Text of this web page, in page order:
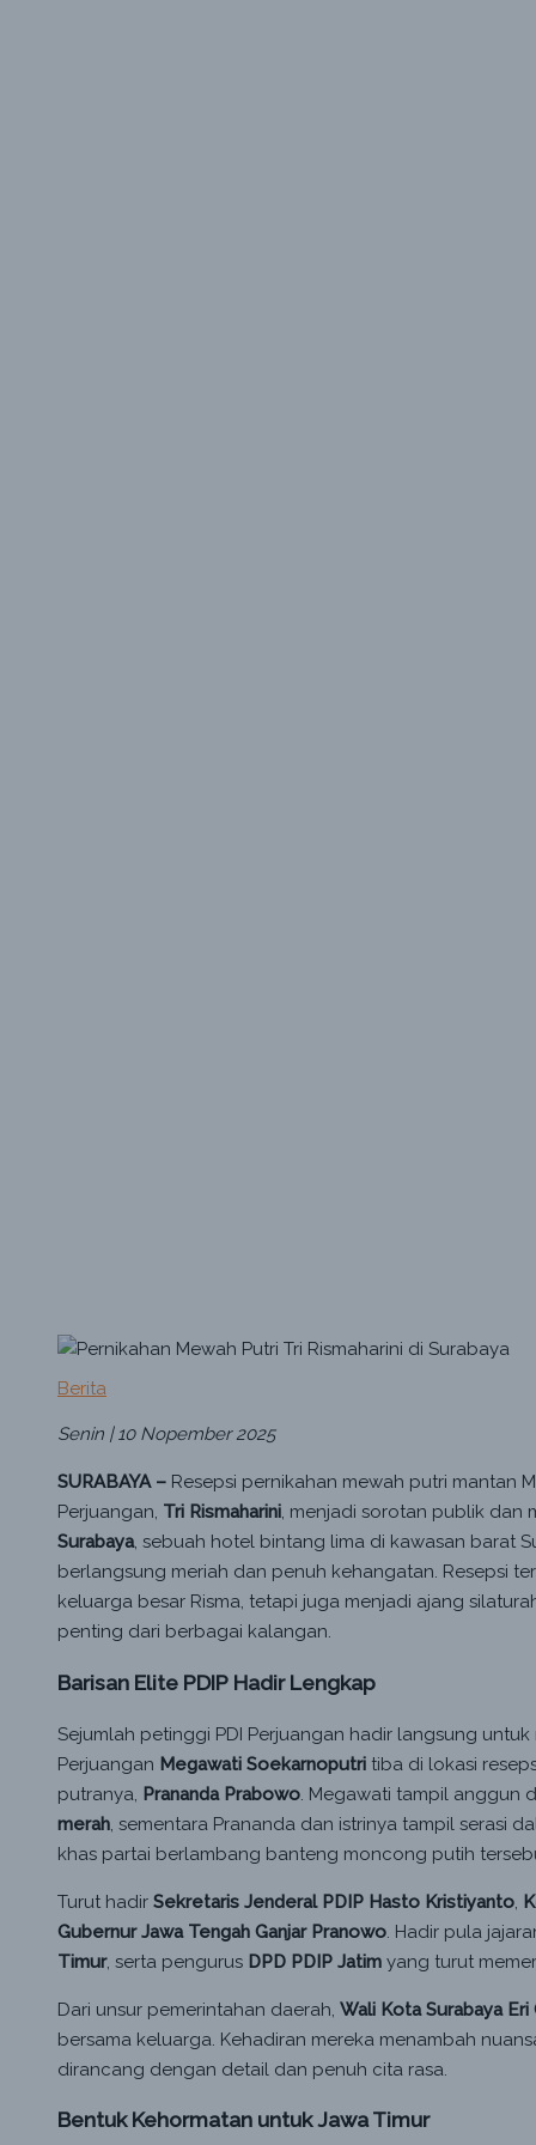
Berita
Senin | 10 Nopember 2025
SURABAYA – Resepsi pernikahan mewah putri mantan
Perjuangan, Tri Rismaharini, menjadi sorotan publik dan
Surabaya, sebuah hotel bintang lima di kawasan barat
berlangsung meriah dan penuh kehangatan. Resepsi
keluarga besar Risma, tetapi juga menjadi ajang
penting dari berbagai kalangan.
Barisan Elite PDIP Hadir Lengkap
Sejumlah petinggi PDI Perjuangan hadir langsung
Perjuangan Megawati Soekarnoputri tiba di lokasi
putranya, Prananda Prabowo . Megawati tampil anggun
merah , sementara Prananda dan istrinya tampil serasi
khas partai berlambang banteng moncong putih
Turut hadir Sekretaris Jenderal PDIP Hasto Kristiyanto
Gubernur Jawa Tengah Ganjar Pranowo . Hadir pula
Timur, serta pengurus DPD PDIP Jatim yang turut
Dari unsur pemerintahan daerah, Wali Kota Surabaya Eri
bersama keluarga. Kehadiran mereka menambah
dirancang dengan detail dan penuh cita rasa.
Bentuk Kehormatan untuk Jawa Timur